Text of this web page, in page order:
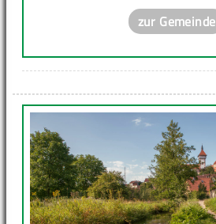
zur Gemeinde